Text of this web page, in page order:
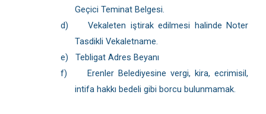
Geçici Teminat Belgesi.
d)
Vekaleten iştirak edilmesi halinde Noter
Tasdikli Vekaletname.
e)
Tebligat Adres Beyanı
f)
Erenler Belediyesine vergi, kira, ecrimisil,
intifa hakkı bedeli gibi borcu bulunmamak.